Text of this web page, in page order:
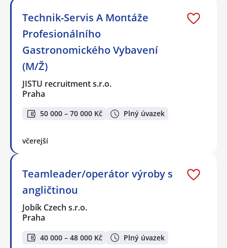
Technik-Servis A Montáže
Profesionálního
Gastronomického Vybavení
(M/Ž)
JISTU recruitment s.r.o.
Praha
50 000 – 70 000 Kč Plný úvazek
včerejší
Teamleader/operátor výroby s
angličtinou
Jobík Czech s.r.o.
Praha
40 000 – 48 000 Kč Plný úvazek